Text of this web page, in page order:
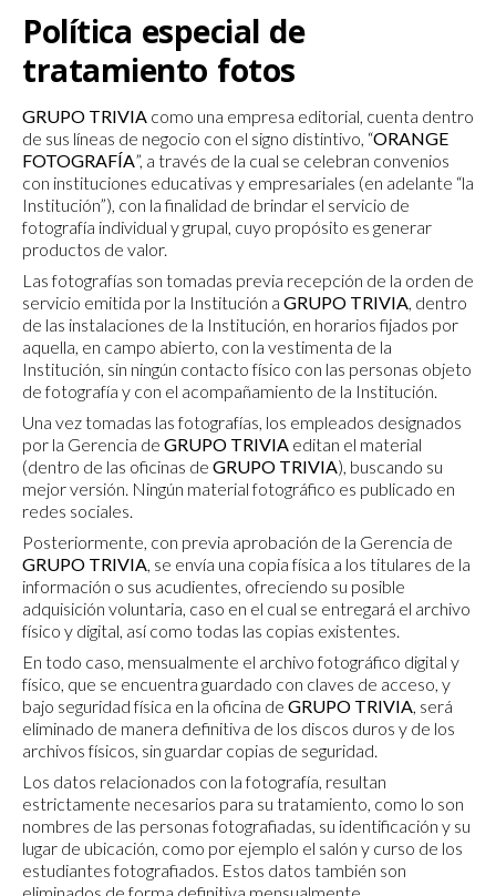
Política especial de
tratamiento fotos
GRUPO TRIVIA como una empresa editorial, cuenta dentro
de sus líneas de negocio con el signo distintivo, “ORANGE
FOTOGRAFÍA”, a través de la cual se celebran convenios
con instituciones educativas y empresariales (en adelante “la
Institución”), con la finalidad de brindar el servicio de
fotografía individual y grupal, cuyo propósito es generar
productos de valor.
Las fotografías son tomadas previa recepción de la orden de
servicio emitida por la Institución a GRUPO TRIVIA, dentro
de las instalaciones de la Institución, en horarios fijados por
aquella, en campo abierto, con la vestimenta de la
Institución, sin ningún contacto físico con las personas objeto
de fotografía y con el acompañamiento de la Institución.
Una vez tomadas las fotografías, los empleados designados
por la Gerencia de GRUPO TRIVIA editan el material
(dentro de las oficinas de GRUPO TRIVIA), buscando su
mejor versión. Ningún material fotográfico es publicado en
redes sociales.
Posteriormente, con previa aprobación de la Gerencia de
GRUPO TRIVIA, se envía una copia física a los titulares de la
información o sus acudientes, ofreciendo su posible
adquisición voluntaria, caso en el cual se entregará el archivo
físico y digital, así como todas las copias existentes.
En todo caso, mensualmente el archivo fotográfico digital y
físico, que se encuentra guardado con claves de acceso, y
bajo seguridad física en la oficina de GRUPO TRIVIA, será
eliminado de manera definitiva de los discos duros y de los
archivos físicos, sin guardar copias de seguridad.
Los datos relacionados con la fotografía, resultan
estrictamente necesarios para su tratamiento, como lo son
nombres de las personas fotografiadas, su identificación y su
lugar de ubicación, como por ejemplo el salón y curso de los
estudiantes fotografiados. Estos datos también son